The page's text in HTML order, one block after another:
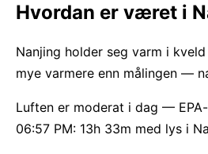
Hvordan er været i
Nanjing holder seg varm i
mye varmere enn målingen —
Luften er moderat i dag —
06:57 PM: 13h 33m med lys i